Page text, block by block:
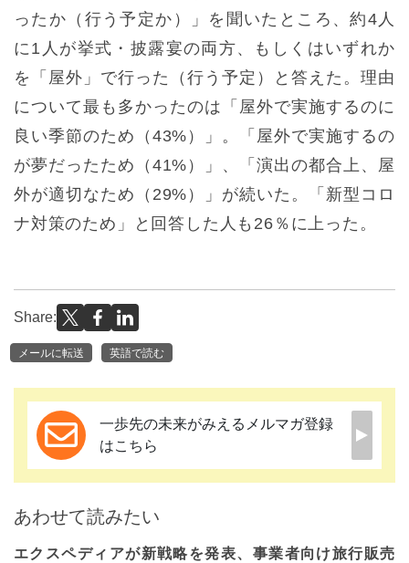
ったか（行う予定か）」を聞いたところ、約4人
に1人が挙式・披露宴の両方、もしくはいずれか
を「屋外」で行った（行う予定）と答えた。理由
について最も多かったのは「屋外で実施するのに
良い季節のため（43%）」。「屋外で実施するの
が夢だったため（41%）」、「演出の都合上、屋
外が適切なため（29%）」が続いた。「新型コロ
ナ対策のため」と回答した人も26％に上った。
Share:
メールに転送 英語で読む
一歩先の未来がみえるメルマガ登録
はこちら
あわせて読みたい
エクスペディアが新戦略を発表、事業者向け旅行販売